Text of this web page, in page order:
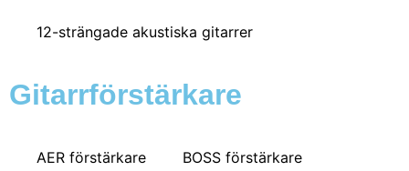
12-strängade akustiska gitarrer
Gitarrförstärkare
AER förstärkare BOSS förstärkare